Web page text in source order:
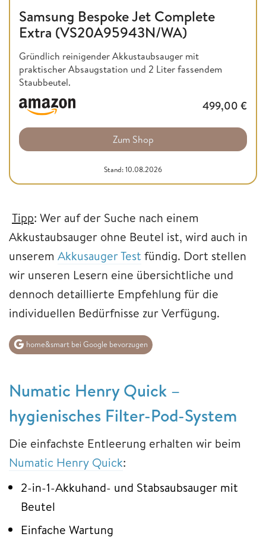
Samsung Bespoke Jet Complete
Extra (VS20A95943N/WA)
Gründlich reinigender Akkustaubsauger mit
praktischer Absaugstation und 2 Liter fassendem
Staubbeutel.
499,00 €
Zum Shop
Stand: 10.08.2026
Tipp: Wer auf der Suche nach einem
Akkustaubsauger ohne Beutel ist, wird auch in
unserem Akkusauger Test fündig. Dort stellen
wir unseren Lesern eine übersichtliche und
dennoch detaillierte Empfehlung für die
individuellen Bedürfnisse zur Verfügung.
home&smart bei Google bevorzugen
Numatic Henry Quick –
hygienisches Filter-Pod-System
Die einfachste Entleerung erhalten wir beim
Numatic Henry Quick:
2-in-1-Akkuhand- und Stabsaubsauger mit
Beutel
Einfache Wartung